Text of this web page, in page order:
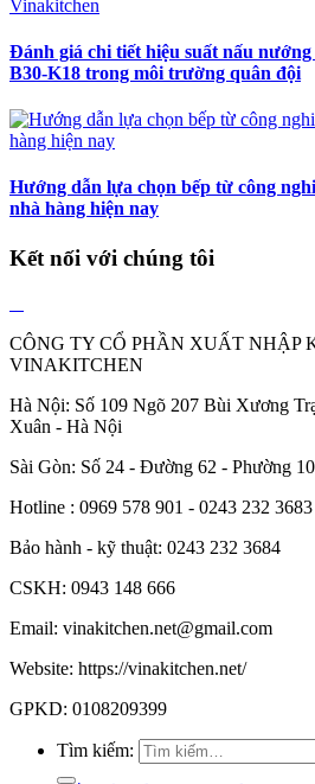
Đánh giá chi tiết hiệu suất nấu nướng
B30-K18 trong môi trường quân đội
Hướng dẫn lựa chọn bếp từ công
nhà hàng hiện nay
Kết nối với chúng tôi
CÔNG TY CỔ PHẦN XUẤT
VINAKITCHEN
Hà Nội: Số 109 Ngõ 207 Bùi Xương
Xuân - Hà Nội
Sài Gòn: Số 24 - Đường 62 - Phường
Hotline : 0969 578 901 - 0243 232 3683
Bảo hành - kỹ thuật: 0243 232 3684
CSKH: 0943 148 666
Email: vinakitchen.net@gmail.com
Website: https://vinakitchen.net/
GPKD: 0108209399
Tìm kiếm: